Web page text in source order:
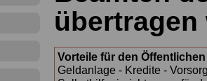
übertragen
Vorteile für den
Geldanlage - Kredite -